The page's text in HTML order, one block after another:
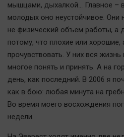
мышцами, дыхалкой… Главное –
молодых оно неустойчивое. Они
не физический объем работы, а
потому, что плохие или
прочувствовать. У них вся
многое понять и принять. А на
день, как последний. В 2006 я
как в бою: любая минута на
Во время моего восхождения
недели.